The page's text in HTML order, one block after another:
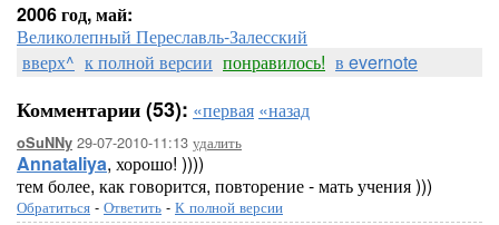
2006 год, май:
Великолепный Переславль-Залесский
вверх^ к полной версии понравилось! в evernote
Комментарии (53): «первая «назад
oSuNNy 29-07-2010-11:13 удалить
Annataliya, хорошо! ))))
тем более, как говорится, повторение - мать учения )))
Обратиться - Ответить - К полной версии